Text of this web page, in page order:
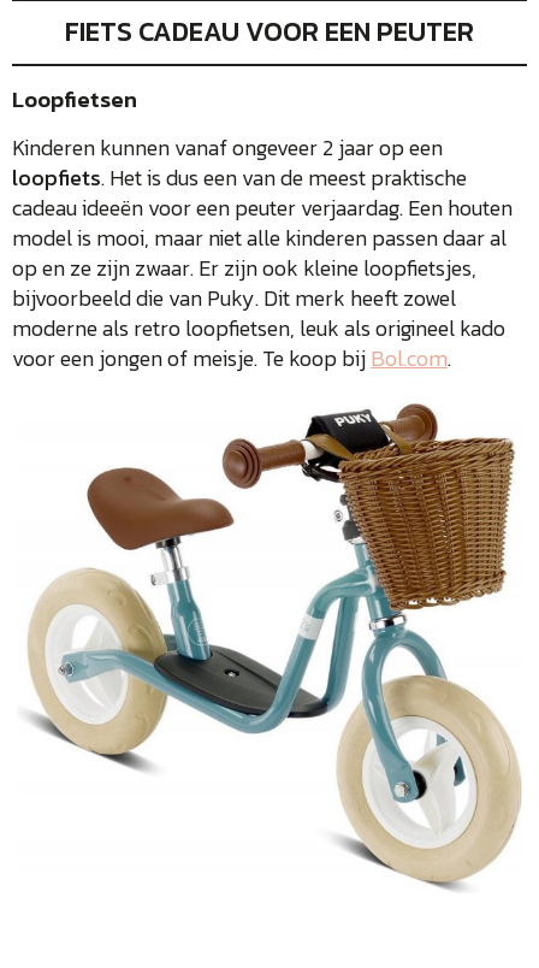
FIETS CADEAU VOOR EEN PEUTER
Loopfietsen
Kinderen kunnen vanaf ongeveer 2 jaar op een
loopfiets. Het is dus een van de meest praktische
cadeau ideeën voor een peuter verjaardag. Een houten
model is mooi, maar niet alle kinderen passen daar al
op en ze zijn zwaar. Er zijn ook kleine loopfietsjes,
bijvoorbeeld die van Puky. Dit merk heeft zowel
moderne als retro loopfietsen, leuk als origineel kado
voor een jongen of meisje. Te koop bijBol.com.